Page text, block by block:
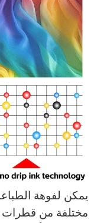
يمكن لفوهة
مختلفة من قطرات